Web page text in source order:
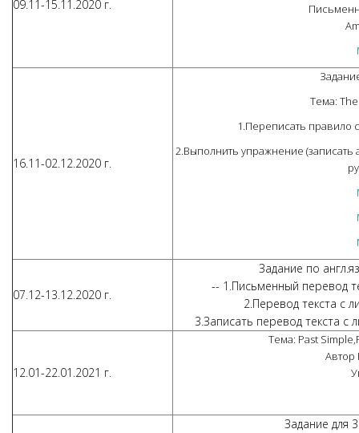
09.11-15.11.2020 г.
16.11-02.12.2020 г.
Тема:
1.Переписать правило
2.Выполнить упражнение
07.12-13.12.2020 г.
Задание по
-- 1.Письменный перевод
2.Перевод текста с
3.Записать перевод текста с
12.01-22.01.2021 г.
Тема: Past
Задание для